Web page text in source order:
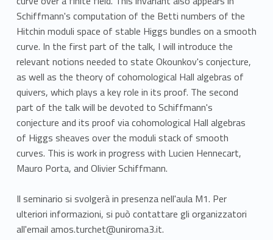
Schiffmann's computation of the Betti numbers of the
Hitchin moduli space of stable Higgs bundles on a smooth
curve. In the first part of the talk, I will introduce the
relevant notions needed to state Okounkov's conjecture,
as well as the theory of cohomological Hall algebras of
quivers, which plays a key role in its proof. The second
part of the talk will be devoted to Schiffmann's
conjecture and its proof via cohomological Hall algebras
of Higgs sheaves over the moduli stack of smooth
curves. This is work in progress with Lucien Hennecart,
Mauro Porta, and Olivier Schiffmann.
Il seminario si svolgerà in presenza nell'aula M1. Per
ulteriori informazioni, si può contattare gli organizzatori
all'email amos.turchet@uniroma3.it.